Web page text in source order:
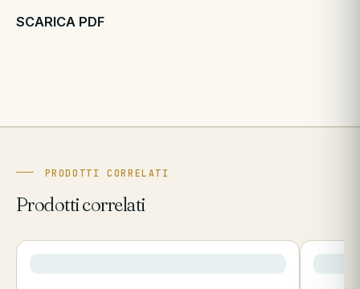
SCARICA PDF
PRODOTTI CORRELATI
Prodotti correlati